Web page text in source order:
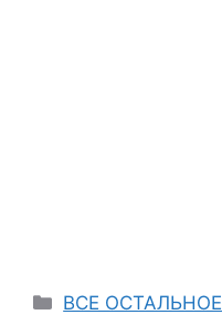
Categories
ВСЕ ОСТАЛЬНОЕ